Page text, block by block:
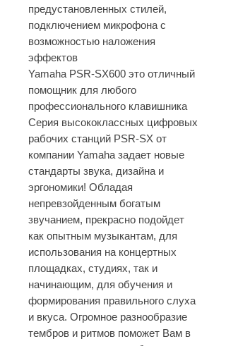
предустановленных стилей,
подключением микрофона с
возможностью наложения
эффектов
Yamaha PSR-SX600 это отличный
помощник для любого
профессионального клавишника
Серия высококлассных цифровых
рабочих станций PSR-SX от
компании Yamaha задает новые
стандарты звука, дизайна и
эргономики! Обладая
непревзойденным богатым
звучанием, прекрасно подойдет
как опытным музыкантам, для
использования на концертных
площадках, студиях, так и
начинающим, для обучения и
формирования правильного слуха
и вкуса. Огромное разнообразие
тембров и ритмов поможет Вам в